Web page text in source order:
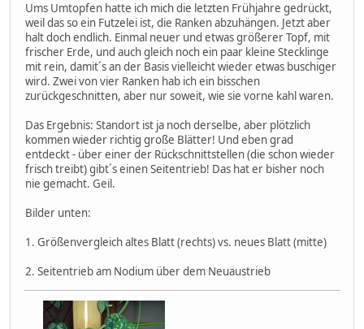
Ums Umtopfen hatte ich mich die letzten Frühjahre gedrückt,
weil das so ein Futzelei ist, die Ranken abzuhängen. Jetzt aber
halt doch endlich. Einmal neuer und etwas größerer Topf, mit
frischer Erde, und auch gleich noch ein paar kleine Stecklinge
mit rein, damit´s an der Basis vielleicht wieder etwas buschiger
wird. Zwei von vier Ranken hab ich ein bisschen
zurückgeschnitten, aber nur soweit, wie sie vorne kahl waren.
Das Ergebnis: Standort ist ja noch derselbe, aber plötzlich
kommen wieder richtig große Blätter! Und eben grad
entdeckt - über einer der Rückschnittstellen (die schon wieder
frisch treibt) gibt´s einen Seitentrieb! Das hat er bisher noch
nie gemacht. Geil.
Bilder unten:
1. Größenvergleich altes Blatt (rechts) vs. neues Blatt (mitte)
2. Seitentrieb am Nodium über dem Neuaustrieb